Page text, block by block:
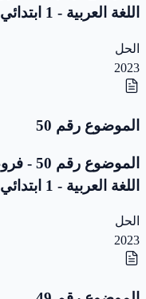
اللغة العربية - 1 ابتدائي
الحل
2023
الموضوع رقم 50
اللغة العربية - 1 ابتدائي
الحل
2023